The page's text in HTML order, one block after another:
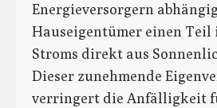
Energieversorgern
Hauseigentümer einen Teil
Stroms direkt aus
Dieser zunehmende
verringert die Anfälligkeit